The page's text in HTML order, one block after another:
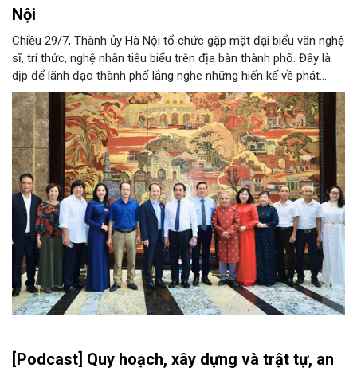
Nội
Chiều 29/7, Thành ủy Hà Nội tổ chức gặp mặt đại biểu văn nghệ
sĩ, trí thức, nghệ nhân tiêu biểu trên địa bàn thành phố. Đây là
dịp để lãnh đạo thành phố lắng nghe những hiến kế về phát
triển khoa học công nghệ, đổi mới sáng tạo, công nghiệp văn
hóa và phát huy nguồn lực con người, góp phần tạo động lực
mới cho sự phát triển nhanh, bền vững của Thủ đô.
[Podcast] Quy hoạch, xây dựng và trật tự, an